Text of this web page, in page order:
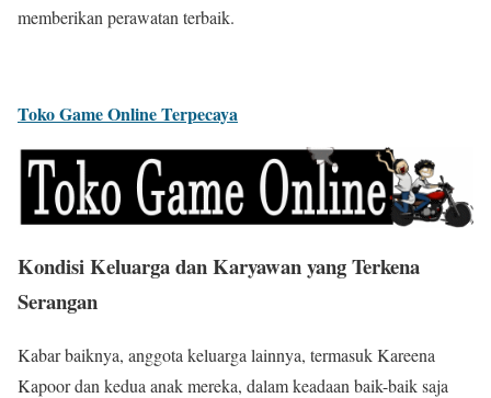
memberikan perawatan terbaik.
Toko Game Online Terpecaya
Kondisi Keluarga dan Karyawan yang Terkena
Serangan
Kabar baiknya, anggota keluarga lainnya, termasuk Kareena
Kapoor dan kedua anak mereka, dalam keadaan baik-baik saja